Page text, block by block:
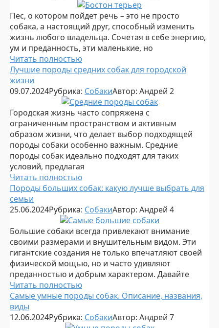
Пес, о котором пойдет речь – это не просто
собака, а настоящий друг, способный изменить
жизнь любого владельца. Сочетая в себе энергию,
ум и преданность, эти маленькие, но
Читать полностью
Лучшие породы средних собак для городской
жизни
09.07.2024Рубрика: СобакиАвтор: Андрей 2
Городская жизнь часто сопряжена с
ограниченным пространством и активным
образом жизни, что делает выбор подходящей
породы собаки особенно важным. Средние
породы собак идеально подходят для таких
условий, предлагая
Читать полностью
Породы больших собак: какую лучше выбрать для
семьи
25.06.2024Рубрика: СобакиАвтор: Андрей 4
Большие собаки всегда привлекают внимание
своими размерами и внушительным видом. Эти
гигантские создания не только впечатляют своей
физической мощью, но и часто удивляют
преданностью и добрым характером. Давайте
Читать полностью
Самые умные породы собак. Описание, названия,
виды
12.06.2024Рубрика: СобакиАвтор: Андрей 7